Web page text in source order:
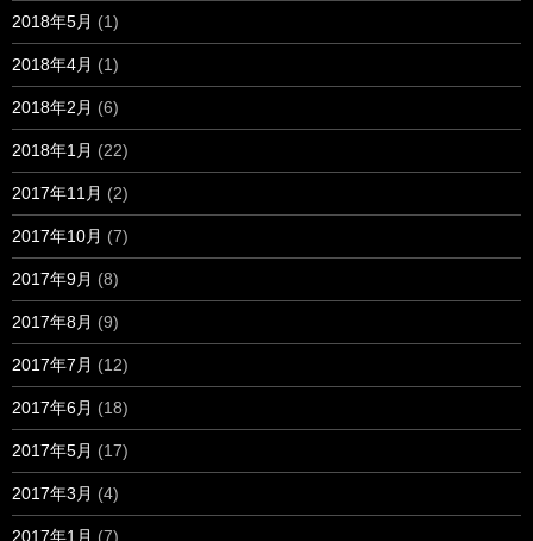
2018年5月 (1)
2018年4月 (1)
2018年2月 (6)
2018年1月 (22)
2017年11月 (2)
2017年10月 (7)
2017年9月 (8)
2017年8月 (9)
2017年7月 (12)
2017年6月 (18)
2017年5月 (17)
2017年3月 (4)
2017年1月 (7)